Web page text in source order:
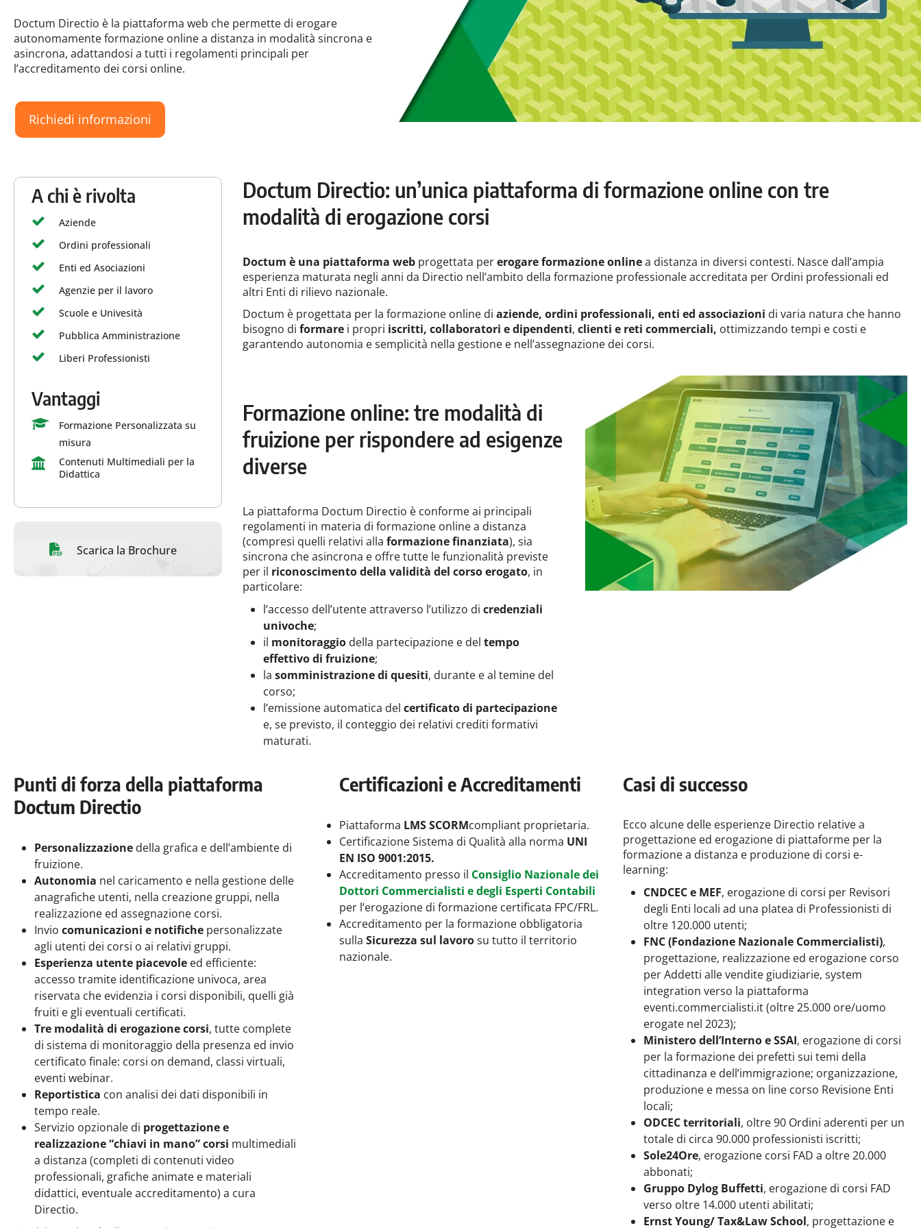
Doctum Directio è la piattaforma web che permette di erogare
autonomamente formazione online a distanza in modalità sincrona e
asincrona, adattandosi a tutti i regolamenti principali per
l’accreditamento dei corsi online.
Richiedi informazioni
A chi è rivolta
Aziende
Ordini professionali
Enti ed Asociazioni
Agenzie per il lavoro
Scuole e Univesità
Pubblica Amministrazione
Liberi Professionisti
Vantaggi
Formazione Personalizzata su
misura
Contenuti Multimediali per la
Didattica
Scarica la Brochure
Doctum Directio: un’unica piattaforma di formazione online con tre
modalità di erogazione corsi
Doctum è una piattaforma webprogettata pererogare formazione onlinea distanza in diversi contesti. Nasce dall’ampia
esperienza maturata negli anni da Directio nell’ambito della formazione professionale accreditata per Ordini professionali ed
altri Enti di rilievo nazionale.
Doctum è progettata per la formazione online di aziende, ordini professionali, enti ed associazioni di varia natura che hanno
bisogno di formarei propri iscritti, collaboratori e dipendenti, clienti e reti commerciali, ottimizzando tempi e costi e
garantendo autonomia e semplicità nella gestione e nell’assegnazione dei corsi.
Formazione online: tre modalità di
fruizione per rispondere ad esigenze
diverse
La piattaforma Doctum Directio è conforme ai principali
regolamenti in materia di formazione online a distanza
(compresi quelli relativi alla formazione finanziata), sia
sincrona che asincrona e offre tutte le funzionalità previste
per il riconoscimento della validità del corso erogato, in
particolare:
l’accesso dell’utente attraverso l’utilizzo di credenziali
univoche;
il monitoraggiodella partecipazione e del tempo
effettivo di fruizione;
la somministrazione di quesiti, durante e al temine del
corso;
l’emissione automatica del certificato di partecipazione
e, se previsto, il conteggio dei relativi crediti formativi
maturati.
Punti di forza della piattaforma
Doctum Directio
Personalizzazione della grafica e dell’ambiente di
fruizione.
Autonomia nel caricamento e nella gestione delle
anagrafiche utenti, nella creazione gruppi, nella
realizzazione ed assegnazione corsi.
Invio comunicazioni e notifiche personalizzate
agli utenti dei corsi o ai relativi gruppi.
Esperienza utente piacevole ed efficiente:
accesso tramite identificazione univoca, area
riservata che evidenzia i corsi disponibili, quelli già
fruiti e gli eventuali certificati.
Tre modalità di erogazione corsi, tutte complete
di sistema di monitoraggio della presenza ed invio
certificato finale: corsi on demand, classi virtuali,
eventi webinar.
Reportistica con analisi dei dati disponibili in
tempo reale.
Servizio opzionale di progettazione e
realizzazione “chiavi in mano” corsi multimediali
a distanza (completi di contenuti video
professionali, grafiche animate e materiali
didattici, eventuale accreditamento) a cura
Directio.
Certificazioni e Accreditamenti
Piattaforma LMS SCORMcompliant proprietaria.
Certificazione Sistema di Qualità alla norma UNI
EN ISO 9001:2015.
Accreditamento presso il Consiglio Nazionale dei
Dottori Commercialisti e degli Esperti Contabili
per l’erogazione di formazione certificata FPC/FRL.
Accreditamento per la formazione obbligatoria
sulla Sicurezza sul lavorosu tutto il territorio
nazionale.
Casi di successo
Ecco alcune delle esperienze Directio relative a
progettazione ed erogazione di piattaforme per la
formazione a distanza e produzione di corsi e-
learning:
CNDCEC e MEF, erogazione di corsi per Revisori
degli Enti locali ad una platea di Professionisti di
oltre 120.000 utenti;
FNC (Fondazione Nazionale Commercialisti),
progettazione, realizzazione ed erogazione corso
per Addetti alle vendite giudiziarie, system
integration verso la piattaforma
eventi.commercialisti.it (oltre 25.000 ore/uomo
erogate nel 2023);
Ministero dell’Interno e SSAI, erogazione di corsi
per la formazione dei prefetti sui temi della
cittadinanza e dell’immigrazione; organizzazione,
produzione e messa on line corso Revisione Enti
locali;
ODCEC territoriali, oltre 90 Ordini aderenti per un
totale di circa 90.000 professionisti iscritti;
Sole24Ore, erogazione corsi FAD a oltre 20.000
abbonati;
Gruppo Dylog Buffetti, erogazione di corsi FAD
verso oltre 14.000 utenti abilitati;
Ernst Young/ Tax&Law School, progettazione e